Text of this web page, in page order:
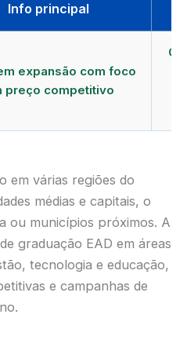
Info principal
expansão com foco
preço competitivo
em várias regiões do
médias e capitais, o
ou municípios próximos. A
graduação EAD em áreas
tecnologia e educação,
e campanhas de